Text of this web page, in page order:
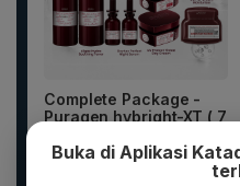
Complete Package -
Puragen hybright-XT ( 7
SKINCARE
Buka di Aplikasi